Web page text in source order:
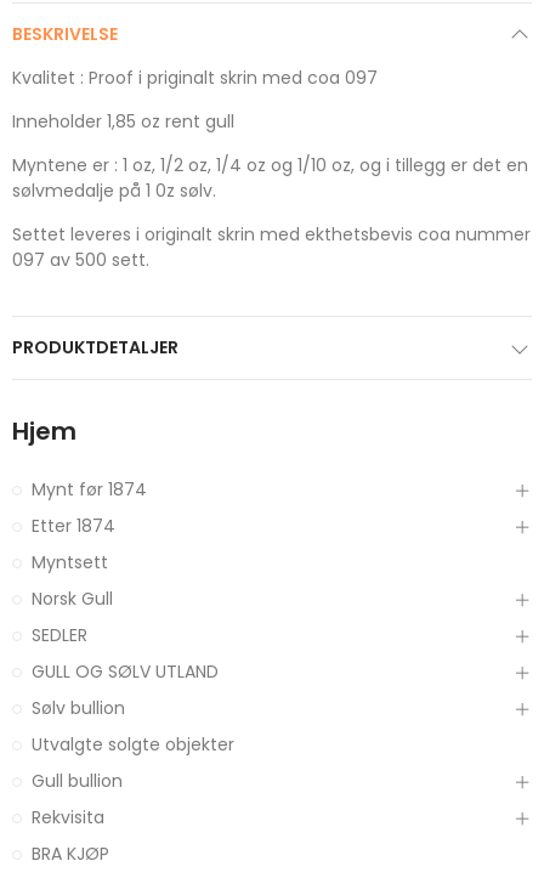
BESKRIVELSE
Kvalitet : Proof i priginalt skrin med coa 097
Inneholder 1,85 oz rent gull
Myntene er : 1 oz, 1/2 oz, 1/4 oz og 1/10 oz, og i tillegg er det en
sølvmedalje på 1 0z sølv.
Settet leveres i originalt skrin med ekthetsbevis coa nummer
097 av 500 sett.
PRODUKTDETALJER
Hjem
Mynt før 1874
Etter 1874
Myntsett
Norsk Gull
SEDLER
GULL OG SØLV UTLAND
Sølv bullion
Utvalgte solgte objekter
Gull bullion
Rekvisita
BRA KJØP